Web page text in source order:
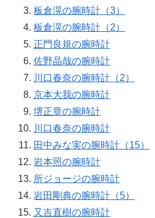
板倉滉の腕時計（3）
板倉滉の腕時計（2）
正門良規の腕時計
佐野晶哉の腕時計
川口春奈の腕時計（2）
京本大我の腕時計
堺正章の腕時計
川口春奈の腕時計
田中みな実の腕時計（15）
岩本照の腕時計
所ジョージの腕時計
岩田剛典の腕時計（5）
又吉直樹の腕時計